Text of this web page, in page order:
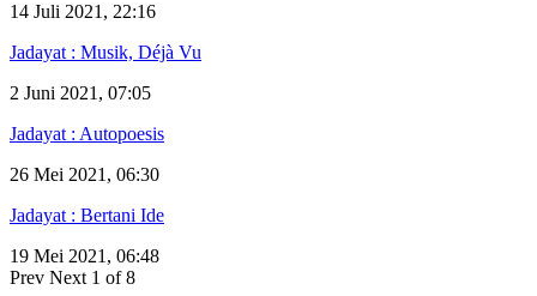
14 Juli 2021, 22:16
Jadayat : Musik, Déjà Vu
2 Juni 2021, 07:05
Jadayat : Autopoesis
26 Mei 2021, 06:30
Jadayat : Bertani Ide
19 Mei 2021, 06:48
Prev Next 1 of 8